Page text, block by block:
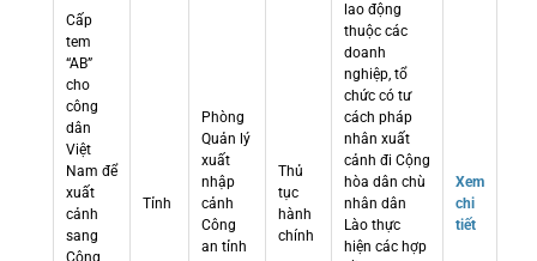
Cấp
tem
“AB”
cho
công
dân
Việt
Nam để
xuất
cảnh
sang
Cộng
Tỉnh
Phòng
Quản lý
xuất
nhập
cảnh
Công
an tỉnh
Thủ
tục
hành
chính
lao động
thuộc các
doanh
nghiệp, tổ
chức có tư
cách pháp
nhân xuất
cảnh đi Cộng
hòa dân chù
nhân dân
Lào thực
hiện các hợp
Xem
chi
tiết